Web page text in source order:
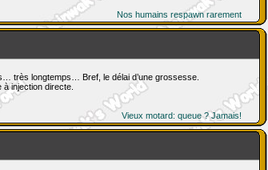
Nos humains respawn rarement
très longtemps… Bref, le délai d’une grossesse.
injection directe.
Vieux motard: queue ? Jamais!